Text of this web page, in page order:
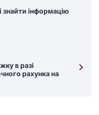
знайти інформацію
в разі
рахунка на